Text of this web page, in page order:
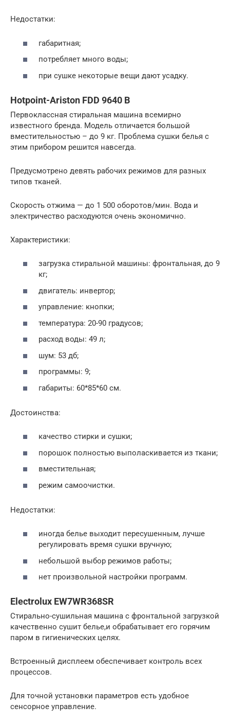
Недостатки:
габаритная;
потребляет много воды;
при сушке некоторые вещи дают усадку.
Hotpoint-Ariston FDD 9640 B
Первоклассная стиральная машина всемирно
известного бренда. Модель отличается большой
вместительностью – до 9 кг. Проблема сушки белья с
этим прибором решится навсегда.
Предусмотрено девять рабочих режимов для разных
типов тканей.
Скорость отжима — до 1 500 оборотов/мин. Вода и
электричество расходуются очень экономично.
Характеристики:
загрузка стиральной машины: фронтальная, до 9
кг;
двигатель: инвертор;
управление: кнопки;
температура: 20-90 градусов;
расход воды: 49 л;
шум: 53 дб;
программы: 9;
габариты: 60*85*60 см.
Достоинства:
качество стирки и сушки;
порошок полностью выполаскивается из ткани;
вместительная;
режим самоочистки.
Недостатки:
иногда белье выходит пересушенным, лучше
регулировать время сушки вручную;
небольшой выбор режимов работы;
нет произвольной настройки программ.
Electrolux EW7WR368SR
Стирально-сушильная машина с фронтальной загрузкой
качественно сушит белье,и обрабатывает его горячим
паром в гигиенических целях.
Встроенный дисплеем обеспечивает контроль всех
процессов.
Для точной установки параметров есть удобное
сенсорное управление.